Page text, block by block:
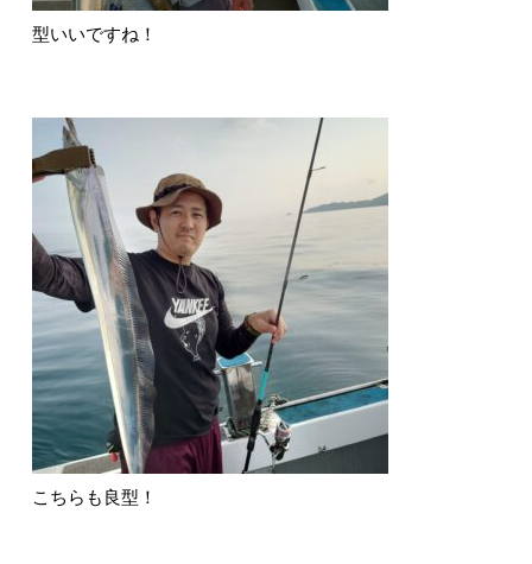
型いいですね！
こちらも良型！